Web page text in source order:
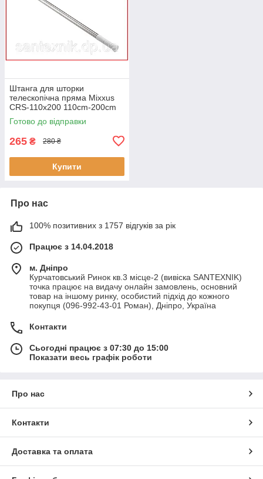
Штанга для шторки
телескопічна пряма Mixxus
CRS-110x200 110cm-200cm
(нержавіюча сталь) (блістер)
(AC0653)
Готово до відправки
265 ₴ 280 ₴
Купити
Про нас
100% позитивних з 1757 відгуків за рік
Працює з 14.04.2018
м. Дніпро
Курчатовський Ринок кв.3 місце-2 (вивіска SANTEXNIK)
точка працює на видачу онлайн замовлень, основний
товар на іншому ринку, особистий підхід до кожного
покупця (096-992-43-01 Роман), Дніпро, Україна
Контакти
Сьогодні працює з 07:30 до 15:00
Показати весь графік роботи
Про нас
Контакти
Доставка та оплата